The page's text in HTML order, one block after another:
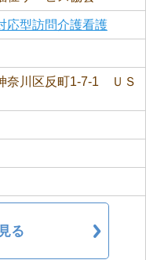
応型訪問介護看護
奈川区反町1-7-1 ＵＳ
る